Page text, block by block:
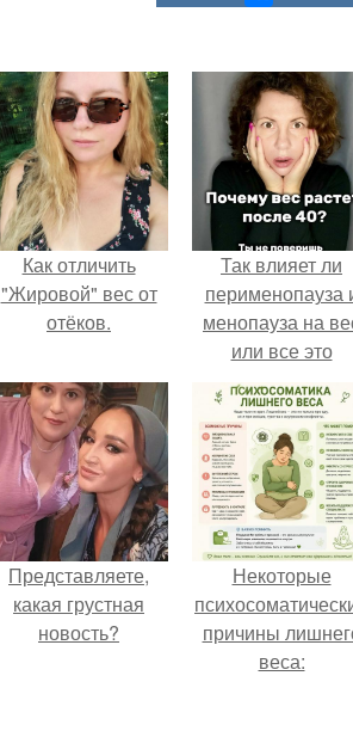
Как отличить
"Жировой" вес от
отёков.
Так влияет ли
перименопауза
менопауза на
или все это
ерунда?
Представляете,
какая грустная
новость?
Некоторые
причины
веса: